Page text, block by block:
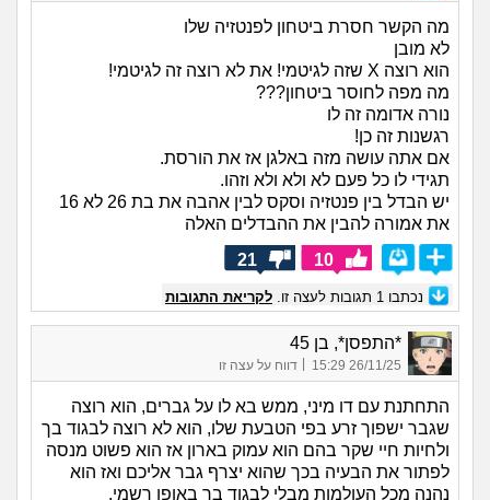
מה הקשר חסרת ביטחון לפנטזיה שלו
לא מובן
הוא רוצה X שזה לגיטמי! את לא רוצה זה לגיטמי!
מה מפה לחוסר ביטחון???
נורה אדומה זה לו
רגשנות זה כן!
אם אתה עושה מזה באלגן אז את הורסת.
תגידי לו כל פעם לא ולא ולא וזהו.
יש הבדל בין פנטזיה וסקס לבין אהבה את בת 26 לא 16
את אמורה להבין את ההבדלים האלה
10
21
נכתבו 1 תגובות לעצה זו. לקריאת התגובות
*התפסן*, בן 45
26/11/25 15:29
| דווח על עצה זו
התחתנת עם דו מיני, ממש בא לו על גברים, הוא רוצה
שגבר ישפוך זרע בפי הטבעת שלו, הוא לא רוצה לבגוד בך
ולחיות חיי שקר בהם הוא עמוק בארון אז הוא פשוט מנסה
לפתור את הבעיה בכך שהוא יצרף גבר אליכם ואז הוא
נהנה מכל העולמות מבלי לבגוד בך באופן רשמי.